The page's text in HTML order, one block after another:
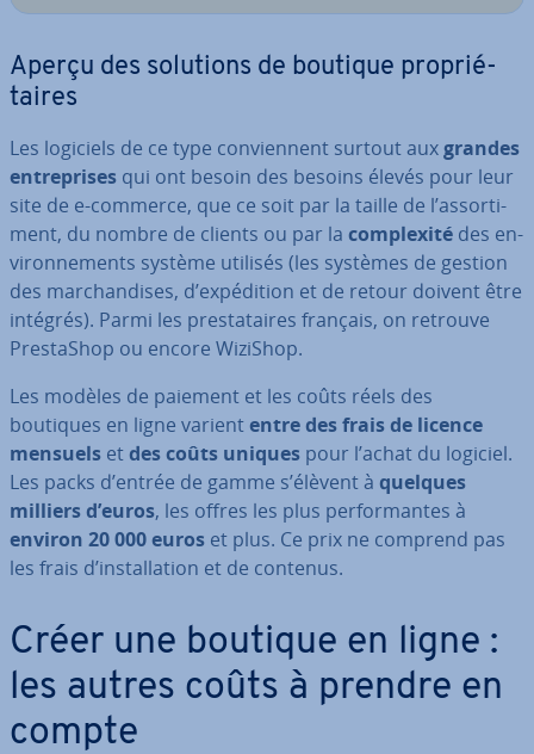
Aperçu des solutions de boutique pro­prié­
taires
Les logiciels de ce type con­vien­nent surtout auxgrandes
en­tre­prises qui ont besoin des besoins élevés pour leur
site de e-commerce, que ce soit par la taille de l’as­sor­ti­
ment, du nombre de clients ou par la com­plexité des en­
vi­ron­ne­ments système utilisés (les systèmes de gestion
des mar­chan­dises, d’ex­pé­di­tion et de retour doivent être
intégrés). Parmi les pres­ta­taires français, on retrouve
Pres­ta­Shop ou encore WiziShop.
Les modèles de paiement et les coûts réels des
boutiques en ligne variententre des frais de licence
mensuels etdes coûts uniques pour l’achat du logiciel.
Les packs d’entrée de gamme s’élèvent à quelques
milliers d’euros, les offres les plus per­for­mantes à
environ 20 000 euros et plus. Ce prix ne comprend pas
les frais d’ins­tal­la­tion et de contenus.
Créer une boutique en ligne :
les autres coûts à prendre en
compte